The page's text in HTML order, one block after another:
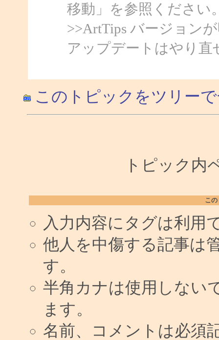
移動」を参照ください
>>ArtTips バージョン
アップデートはやり直
このトピックをツリー
トピック内
こ
入力内容にタグは利用
他人を中傷する記事は
す。
半角カナは使用しない
ます。
名前、コメントは必須